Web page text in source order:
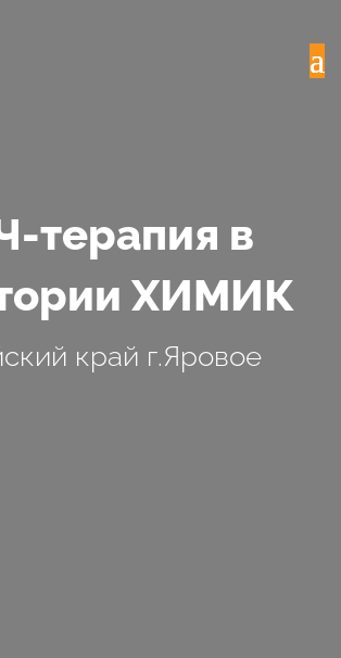
терапия в
ХИМИК
край г.Яровое